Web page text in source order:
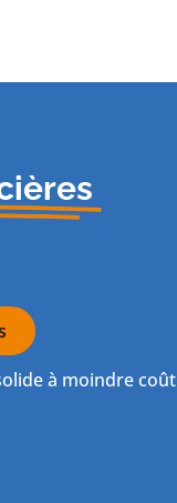
à moindre coût